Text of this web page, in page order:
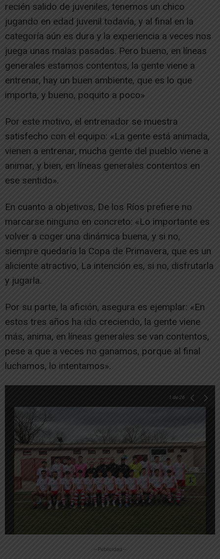
recién salido de juveniles, tenemos un chico
jugando en edad juvenil todavía, y al final en la
categoría aún es dura y la experiencia a veces nos
juega unas malas pasadas. Pero bueno, en líneas
generales estamos contentos, la gente viene a
entrenar, hay un buen ambiente, que es lo que
importa, y bueno, poquito a poco»
Por este motivo, el entrenador se muestra
satisfecho con el equipo: «La gente está animada,
vienen a entrenar, mucha gente del pueblo viene a
animar, y bien, en líneas generales contentos en
ese sentido».
En cuanto a objetivos, De los Ríos prefiere no
marcarse ninguno en concreto: «Lo importante es
volver a coger una dinámica buena, y si no,
siempre quedaría la Copa de Primavera, que es un
aliciente atractivo, La intención es, si no, disfrutarla
y jugarla.
Por su parte, la afición, asegura es ejemplar: «En
estos tres años ha ido creciendo, la gente viene
más, anima, en líneas generales se van contentos,
pese a que a veces no ganamos, porque al final
luchamos, lo intentamos».
1 de 26
-- Publicidad --